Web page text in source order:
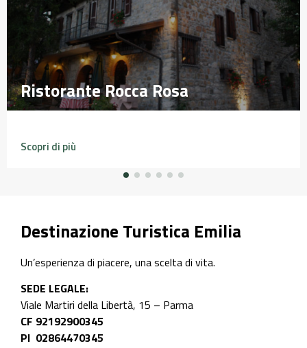
Ristorante Rocca Rosa
Ristorante Rocca Rosa
Scopri di più
Destinazione Turistica Emilia
Un’esperienza di piacere, una scelta di vita.
SEDE LEGALE:
Viale Martiri della Libertà, 15 – Parma
CF 92192900345
PI 02864470345